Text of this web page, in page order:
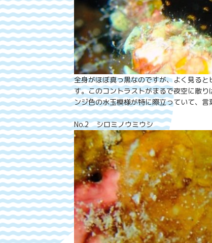
全身がほぼ真っ黒なのですが、よく見る
す。このコントラストがまるで夜空に散
ンジ色の水玉模様が特に際立っていて、言
No.2 シロミノウミウシ